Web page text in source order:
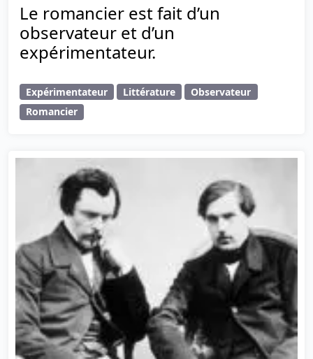
Le romancier est fait d’un
observateur et d’un
expérimentateur.
Expérimentateur Littérature
Observateur
Romancier